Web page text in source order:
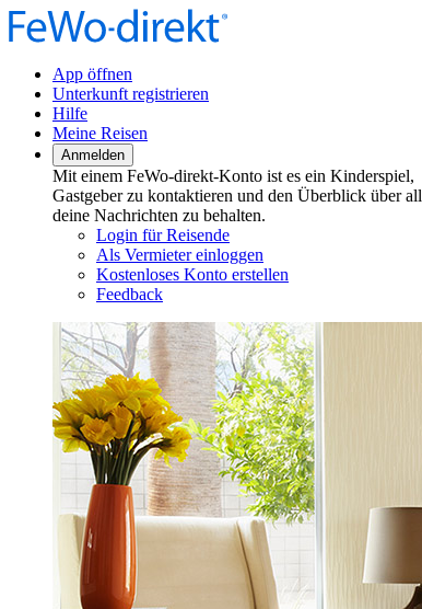
App öffnen
Unterkunft registrieren
Hilfe
Meine Reisen
Anmelden
Mit einem FeWo-direkt-Konto ist es ein Kinderspiel,
Gastgeber zu kontaktieren und den Überblick über all
deine Nachrichten zu behalten.
Login für Reisende
Als Vermieter einloggen
Kostenloses Konto erstellen
Feedback